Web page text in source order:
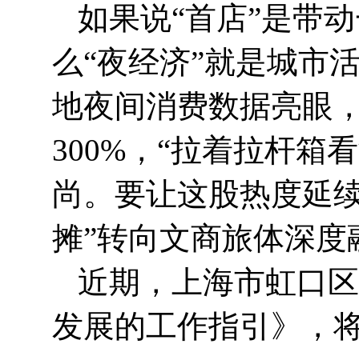
如果说“首店”是带
么“夜经济”就是城市
地夜间消费数据亮眼
300%，“拉着拉杆箱
尚。要让这股热度延
摊”转向文商旅体深度
近期，上海市虹口
发展的工作指引》，